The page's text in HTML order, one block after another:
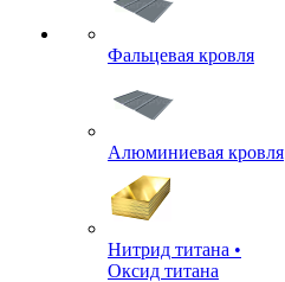
Фальцевая кровля
Алюминиевая кровля
Нитрид титана •
Оксид титана